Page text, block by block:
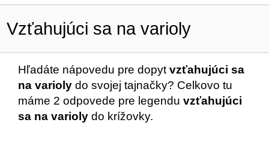
Vzťahujúci sa na varioly
Hľadáte nápovedu pre dopyt vzťahujúci sa
na varioly do svojej tajnačky? Celkovo tu
máme 2 odpovede pre legendu vzťahujúci
sa na varioly do krížovky.